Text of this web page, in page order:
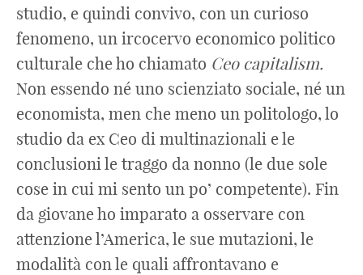
studio, e quindi convivo, con un curioso
fenomeno, un ircocervo economico politico
culturale che ho chiamato Ceo capitalism.
Non essendo né uno scienziato sociale, né un
economista, men che meno un politologo, lo
studio da ex Ceo di multinazionali e le
conclusioni le traggo da nonno (le due sole
cose in cui mi sento un po’ competente). Fin
da giovane ho imparato a osservare con
attenzione l’America, le sue mutazioni, le
modalità con le quali affrontavano e